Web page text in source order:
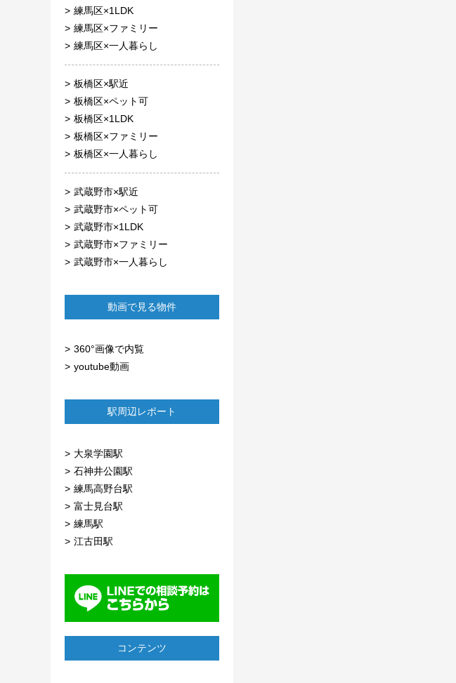
練馬区×1LDK
練馬区×ファミリー
練馬区×一人暮らし
板橋区×駅近
板橋区×ペット可
板橋区×1LDK
板橋区×ファミリー
板橋区×一人暮らし
武蔵野市×駅近
武蔵野市×ペット可
武蔵野市×1LDK
武蔵野市×ファミリー
武蔵野市×一人暮らし
動画で見る物件
360°画像で内覧
youtube動画
駅周辺レポート
大泉学園駅
石神井公園駅
練馬高野台駅
富士見台駅
練馬駅
江古田駅
コンテンツ